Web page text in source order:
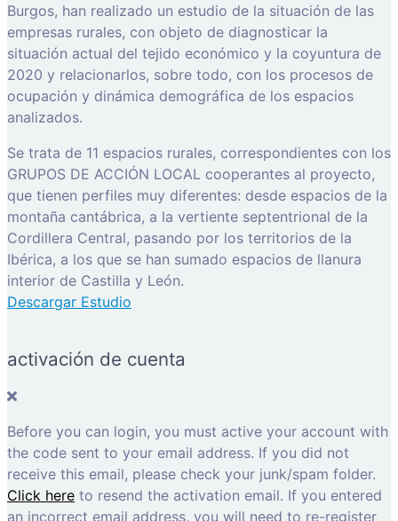
Burgos, han realizado un estudio de la situación de las
empresas rurales, con objeto de diagnosticar la
situación actual del tejido económico y la coyuntura de
2020 y relacionarlos, sobre todo, con los procesos de
ocupación y dinámica demográfica de los espacios
analizados.
Se trata de 11 espacios rurales, correspondientes con los
GRUPOS DE ACCIÓN LOCAL cooperantes al proyecto,
que tienen perfiles muy diferentes: desde espacios de la
montaña cantábrica, a la vertiente septentrional de la
Cordillera Central, pasando por los territorios de la
Ibérica, a los que se han sumado espacios de llanura
interior de Castilla y León.
Descargar Estudio
activación de cuenta
Before you can login, you must active your account with
the code sent to your email address. If you did not
receive this email, please check your junk/spam folder.
Click here to resend the activation email. If you entered
an incorrect email address, you will need to re-register